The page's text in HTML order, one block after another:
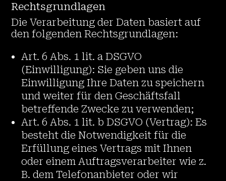
Rechtsgrundlagen
Die Verarbeitung der Daten basiert auf
den folgenden Rechtsgrundlagen:
Art. 6 Abs. 1 lit. a DSGVO
(Einwilligung): Sie geben uns die
Einwilligung Ihre Daten zu speichern
und weiter für den Geschäftsfall
betreffende Zwecke zu verwenden;
Art. 6 Abs. 1 lit. b DSGVO (Vertrag): Es
besteht die Notwendigkeit für die
Erfüllung eines Vertrags mit Ihnen
oder einem Auftragsverarbeiter wie z.
B. dem Telefonanbieter oder wir